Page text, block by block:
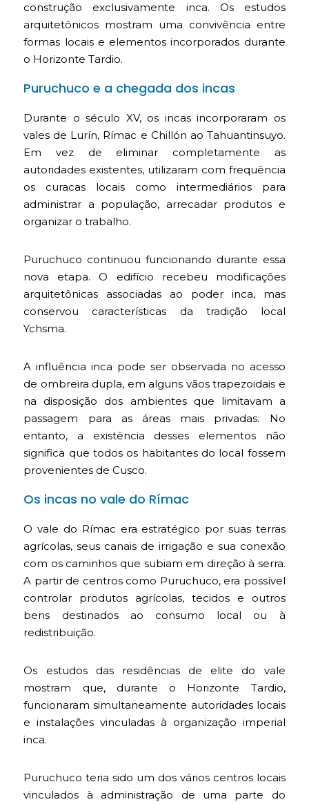
construção exclusivamente inca. Os estudos
arquitetônicos mostram uma convivência entre
formas locais e elementos incorporados durante
o Horizonte Tardio.
Puruchuco e a chegada dos incas
Durante o século XV, os incas incorporaram os
vales de Lurín, Rímac e Chillón ao Tahuantinsuyo.
Em vez de eliminar completamente as
autoridades existentes, utilizaram com frequência
os curacas locais como intermediários para
administrar a população, arrecadar produtos e
organizar o trabalho.
Puruchuco continuou funcionando durante essa
nova etapa. O edifício recebeu modificações
arquitetônicas associadas ao poder inca, mas
conservou características da tradição local
Ychsma.
A influência inca pode ser observada no acesso
de ombreira dupla, em alguns vãos trapezoidais e
na disposição dos ambientes que limitavam a
passagem para as áreas mais privadas. No
entanto, a existência desses elementos não
significa que todos os habitantes do local fossem
provenientes de Cusco.
Os incas no vale do Rímac
O vale do Rímac era estratégico por suas terras
agrícolas, seus canais de irrigação e sua conexão
com os caminhos que subiam em direção à serra.
A partir de centros como Puruchuco, era possível
controlar produtos agrícolas, tecidos e outros
bens destinados ao consumo local ou à
redistribuição.
Os estudos das residências de elite do vale
mostram que, durante o Horizonte Tardio,
funcionaram simultaneamente autoridades locais
e instalações vinculadas à organização imperial
inca.
Puruchuco teria sido um dos vários centros locais
vinculados à administração de uma parte do